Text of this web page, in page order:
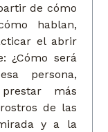
de cómo
hablan,
el abrir
¿Cómo será
persona,
más
de las
y a la